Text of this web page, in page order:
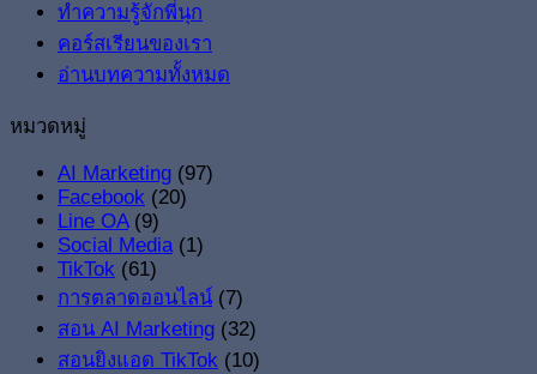
ทำความรู้จักพี่นุก
คอร์สเรียนของเรา
อ่านบทความทั้งหมด
หมวดหมู่
AI Marketing (97)
Facebook (20)
Line OA(9)
Social Media(1)
TikTok (61)
การตลาดออนไลน์ (7)
สอน AI Marketing (32)
สอนยิงแอด TikTok (10)